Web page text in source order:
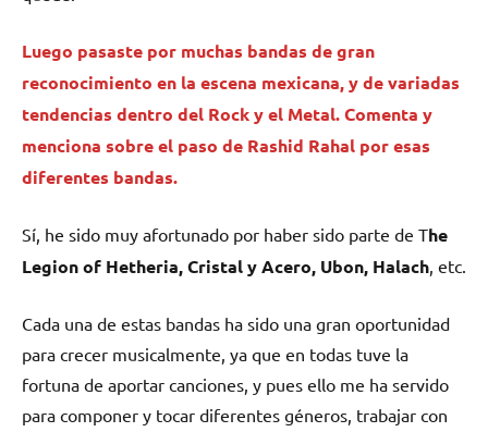
Luego pasaste por muchas bandas de gran
reconocimiento en la escena mexicana, y de variadas
tendencias dentro del Rock y el Metal. Comenta y
menciona sobre el paso de Rashid Rahal por esas
diferentes bandas.
Sí, he sido muy afortunado por haber sido parte de The
Legion of Hetheria, Cristal y Acero, Ubon, Halach , etc.
Cada una de estas bandas ha sido una gran oportunidad
para crecer musicalmente, ya que en todas tuve la
fortuna de aportar canciones, y pues ello me ha servido
para componer y tocar diferentes géneros, trabajar con